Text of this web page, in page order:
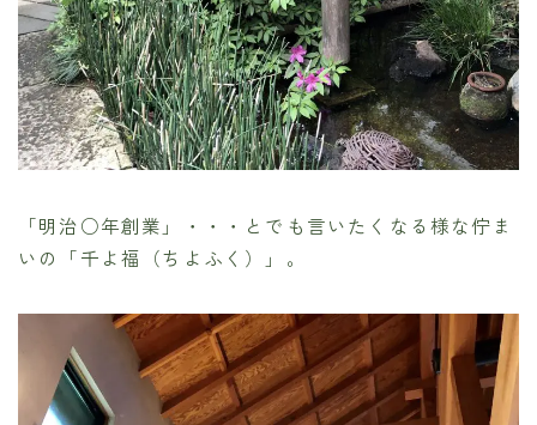
「明治○年創業」・・・とでも言いたくなる様な佇ま
いの「千よ福（ちよふく）」。